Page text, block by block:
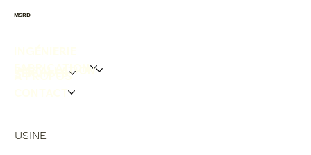
MSRD
INSTALLATION
À PROPOS
USINE